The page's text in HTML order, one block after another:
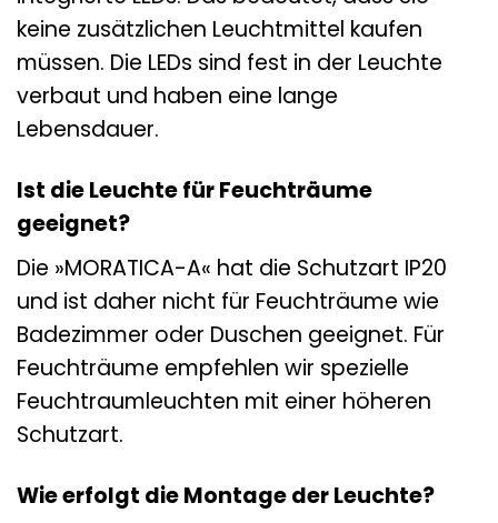
keine zusätzlichen Leuchtmittel kaufen
müssen. Die LEDs sind fest in der Leuchte
verbaut und haben eine lange
Lebensdauer.
Ist die Leuchte für Feuchträume
geeignet?
Die »MORATICA-A« hat die Schutzart IP20
und ist daher nicht für Feuchträume wie
Badezimmer oder Duschen geeignet. Für
Feuchträume empfehlen wir spezielle
Feuchtraumleuchten mit einer höheren
Schutzart.
Wie erfolgt die Montage der Leuchte?